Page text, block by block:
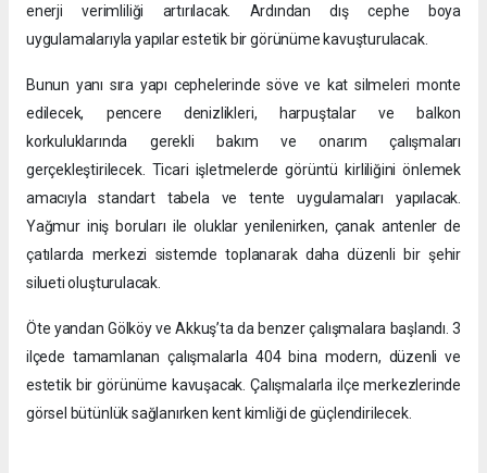
enerji verimliliği artırılacak. Ardından dış cephe boya
uygulamalarıyla yapılar estetik bir görünüme kavuşturulacak.
Bunun yanı sıra yapı cephelerinde söve ve kat silmeleri monte
edilecek, pencere denizlikleri, harpuştalar ve balkon
korkuluklarında gerekli bakım ve onarım çalışmaları
gerçekleştirilecek. Ticari işletmelerde görüntü kirliliğini önlemek
amacıyla standart tabela ve tente uygulamaları yapılacak.
Yağmur iniş boruları ile oluklar yenilenirken, çanak antenler de
çatılarda merkezi sistemde toplanarak daha düzenli bir şehir
silueti oluşturulacak.
Öte yandan Gölköy ve Akkuş’ta da benzer çalışmalara başlandı. 3
ilçede tamamlanan çalışmalarla 404 bina modern, düzenli ve
estetik bir görünüme kavuşacak. Çalışmalarla ilçe merkezlerinde
görsel bütünlük sağlanırken kent kimliği de güçlendirilecek.